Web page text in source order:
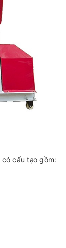
có cấu tạo gồm: